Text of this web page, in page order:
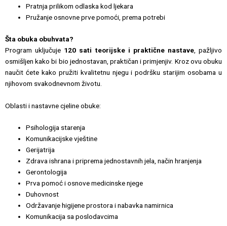
Pratnja prilikom odlaska kod ljekara
Pružanje osnovne prve pomoći, prema potrebi
Šta obuka obuhvata?
Program uključuje 120 sati teorijske i praktične nastave, pažljivo
osmišljen kako bi bio jednostavan, praktičan i primjenjiv. Kroz ovu obuku
naučit ćete kako pružiti kvalitetnu njegu i podršku starijim osobama u
njihovom svakodnevnom životu.
Oblasti i nastavne cjeline obuke:
Psihologija starenja
Komunikacijske vještine
Gerijatrija
Zdrava ishrana i priprema jednostavnih jela, način hranjenja
Gerontologija
Prva pomoć i osnove medicinske njege
Duhovnost
Održavanje higijene prostora i nabavka namirnica
Komunikacija sa poslodavcima